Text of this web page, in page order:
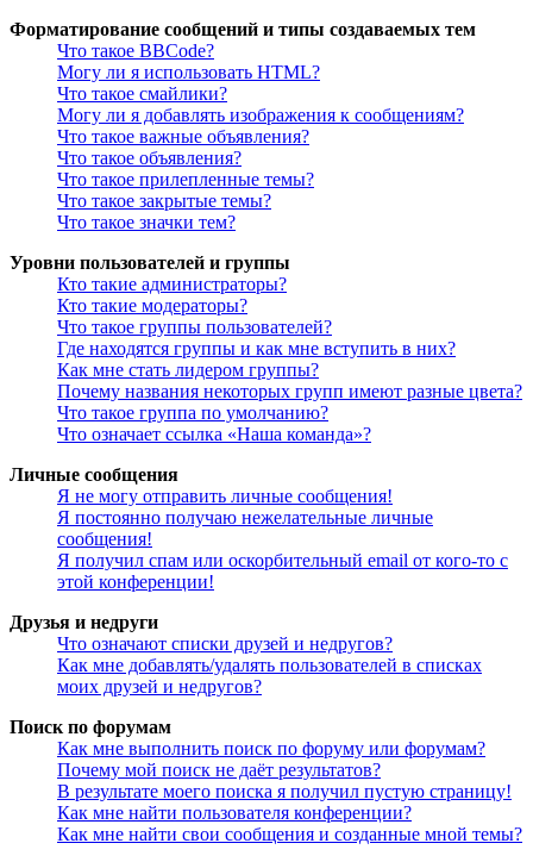
Форматирование сообщений и типы создаваемых тем
Что такое BBCode?
Могу ли я использовать HTML?
Что такое смайлики?
Могу ли я добавлять изображения к сообщениям?
Что такое важные объявления?
Что такое объявления?
Что такое прилепленные темы?
Что такое закрытые темы?
Что такое значки тем?
Уровни пользователей и группы
Кто такие администраторы?
Кто такие модераторы?
Что такое группы пользователей?
Где находятся группы и как мне вступить в них?
Как мне стать лидером группы?
Почему названия некоторых групп имеют разные цвета?
Что такое группа по умолчанию?
Что означает ссылка «Наша команда»?
Личные сообщения
Я не могу отправить личные сообщения!
Я постоянно получаю нежелательные личные
сообщения!
Я получил спам или оскорбительный email от кого-то с
этой конференции!
Друзья и недруги
Что означают списки друзей и недругов?
Как мне добавлять/удалять пользователей в списках
моих друзей и недругов?
Поиск по форумам
Как мне выполнить поиск по форуму или форумам?
Почему мой поиск не даёт результатов?
В результате моего поиска я получил пустую страницу!
Как мне найти пользователя конференции?
Как мне найти свои сообщения и созданные мной темы?